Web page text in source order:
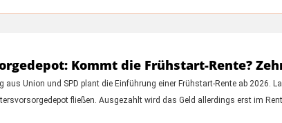
Kommt die Frühstart-Rente?
aus Union und SPD plant die Einführung einer Frühstart-Rente ab
fließen. Ausgezahlt wird das Geld allerdings erst im